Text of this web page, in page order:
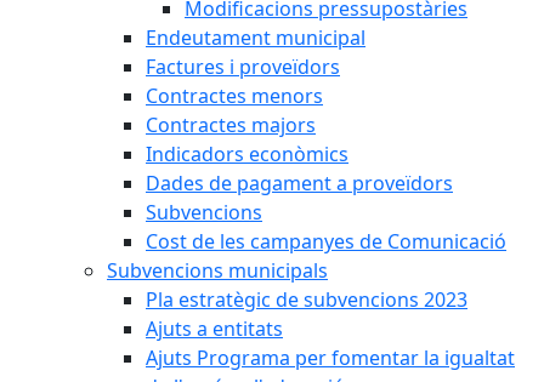
Modificacions pressupostàries
Endeutament municipal
Factures i proveïdors
Contractes menors
Contractes majors
Indicadors econòmics
Dades de pagament a proveïdors
Subvencions
Cost de les campanyes de Comunicació
Subvencions municipals
Pla estratègic de subvencions 2023
Ajuts a entitats
Ajuts Programa per fomentar la igualtat